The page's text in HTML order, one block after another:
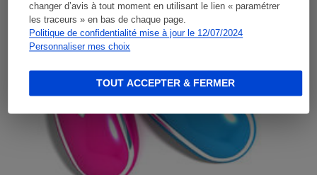
changer d’avis à tout moment en utilisant le lien « paramétrer
les traceurs » en bas de chaque page.
Politique de confidentialité mise à jour le 12/07/2024
Personnaliser mes choix
TOUT ACCEPTER & FERMER